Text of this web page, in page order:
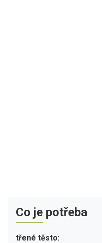
Co je potřeba
třené těsto: